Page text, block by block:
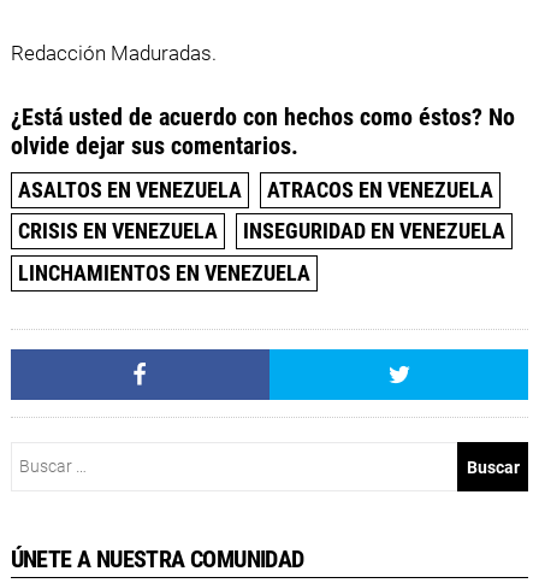
Redacción Maduradas.
¿Está usted de acuerdo con hechos como éstos? No
olvide dejar sus comentarios.
ASALTOS EN VENEZUELA
ATRACOS EN VENEZUELA
CRISIS EN VENEZUELA
INSEGURIDAD EN VENEZUELA
LINCHAMIENTOS EN VENEZUELA
ÚNETE A NUESTRA COMUNIDAD